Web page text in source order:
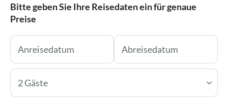
Bitte geben Sie Ihre Reisedaten ein für genaue
Preise
2 Gäste